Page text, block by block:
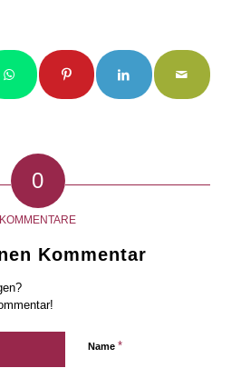
0
KOMMENTARE
Kommentar
Name *